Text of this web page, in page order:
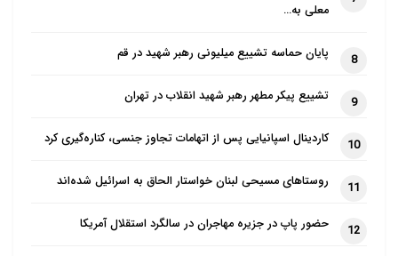
معلی به…
8 پایان حماسه تشییع میلیونی رهبر شهید در قم
9 تشییع پیکر مطهر رهبر شهید انقلاب در تهران
10 کاردینال اسپانیایی پس از اتهامات تجاوز جنسی، کناره‌گیری کرد
11 روستاهای مسیحی لبنان خواستار الحاق به اسرائیل شده‌اند
12 حضور پاپ در جزیره مهاجران در سالگرد استقلال آمریکا